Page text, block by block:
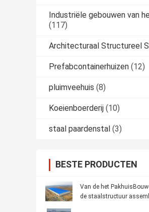
Industriële gebouwen van
(117)
Architecturaal Structureel
Prefabcontainerhuizen (12)
pluimveehuis (8)
Koeienboerderij (10)
staal paardenstal (3)
BESTE PRODUCTEN
Van de het
de staalstructuur